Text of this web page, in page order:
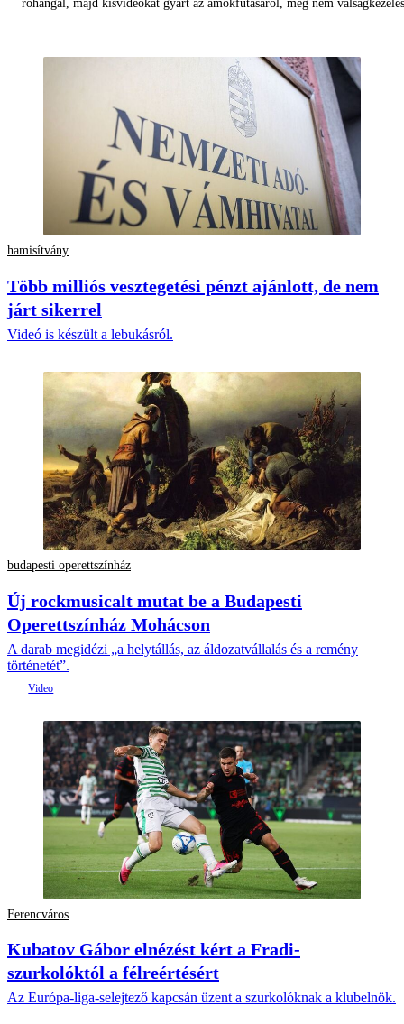
rohangál, majd kisvideókat gyárt az ámokfutásáról, még nem
hamisítvány
Több milliós vesztegetési pénzt ajánlott, de nem
járt sikerrel
Videó is készült a lebukásról.
budapesti operettszínház
Új rockmusicalt mutat be a Budapesti
Operettszínház Mohácson
A darab megidézi „a helytállás, az áldozatvállalás és a remény
történetét”.
Ferencváros
Kubatov Gábor elnézést kért a Fradi-
szurkolóktól a félreértésért
Az Európa-liga-selejtező kapcsán üzent a szurkolóknak a klubelnök.